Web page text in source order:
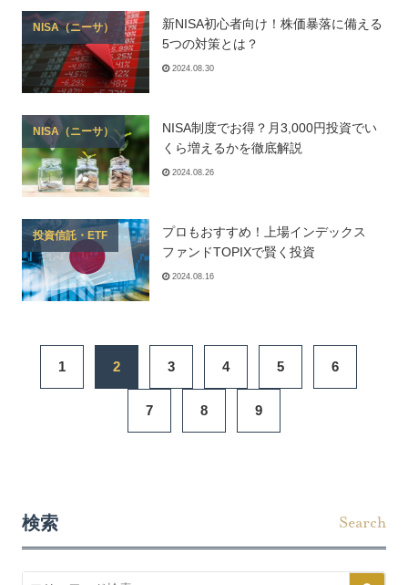
NISA（ニーサ）
新NISA初心者向け！株価暴落に備える
5つの対策とは？
2024.08.30
NISA（ニーサ）
NISA制度でお得？月3,000円投資でい
くら増えるかを徹底解説
2024.08.26
投資信託・ETF
プロもおすすめ！上場インデックス
ファンドTOPIXで賢く投資
2024.08.16
1 2 3 4 5 6
7 8 9
検索 Search